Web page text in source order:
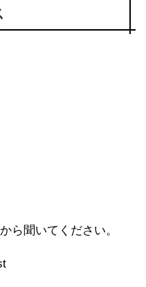
ら聞いてください。